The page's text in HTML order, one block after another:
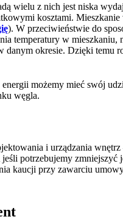
wielu z nich jest niska
kosztami.
). W przeciwieństwie do
temperatury w
danym okresie. Dzięki
możemy mieć swój
węgla.
i urządzania
potrzebujemy
kaucji przy zawarciu